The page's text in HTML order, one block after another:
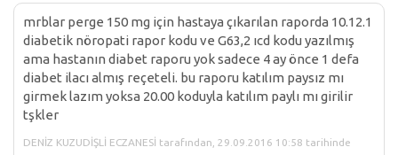
mrblar perge 150 mg için hastaya çıkarılan raporda 10.12.1
diabetik nöropati rapor kodu ve G63,2 ıcd kodu yazılmış
ama hastanın diabet raporu yok sadece 4 ay önce 1 defa
diabet ilacı almış reçeteli. bu raporu katılım paysız mı
girmek lazım yoksa 20.00 koduyla katılım paylı mı girilir
tşkler
DENİZ KUZUDİŞLİ ECZANESİ tarafından, 29.09.2016 10:58 tarihinde